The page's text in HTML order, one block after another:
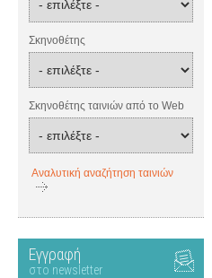
Σκηνοθέτης
Σκηνοθέτης ταινιών από το Web
Αναλυτική αναζήτηση ταινιών
Εγγραφή
στο newsletter